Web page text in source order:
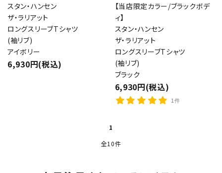
スタン・ハンセン
ザ・ラリアット
ロングスリーブTシャツ
(袖リブ)
アイボリー
6,930円(税込)
【当店限定カラー/ブラックボデ
ィ】
スタン・ハンセン
ザ・ラリアット
ロングスリーブTシャツ
(袖リブ)
ブラック
6,930円(税込)
1件
1
全10件